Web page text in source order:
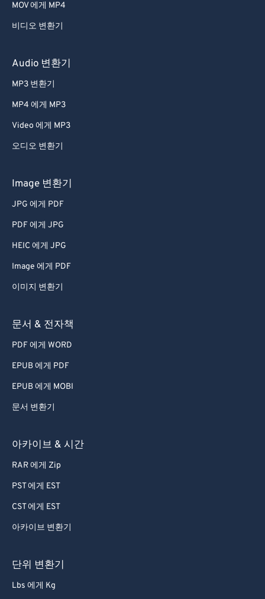
MOV 에게 MP4
비디오 변환기
Audio 변환기
MP3 변환기
MP4 에게 MP3
Video 에게 MP3
오디오 변환기
Image 변환기
JPG 에게 PDF
PDF 에게 JPG
HEIC 에게 JPG
Image 에게 PDF
이미지 변환기
문서 & 전자책
PDF 에게 WORD
EPUB 에게 PDF
EPUB 에게 MOBI
문서 변환기
아카이브 & 시간
RAR 에게 Zip
PST 에게 EST
CST 에게 EST
아카이브 변환기
단위 변환기
Lbs 에게 Kg